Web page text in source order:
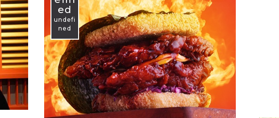
ed
undefi
ned